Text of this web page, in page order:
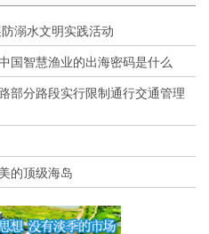
溺水文明实践活动
国智慧渔业的出海密码是什么
部分路段实行限制通行交通管理
的顶级海岛